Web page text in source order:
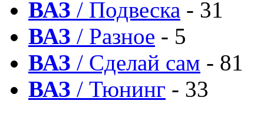
ВАЗ / Подвеска - 31
ВАЗ / Разное - 5
ВАЗ / Сделай сам - 81
ВАЗ / Тюнинг - 33